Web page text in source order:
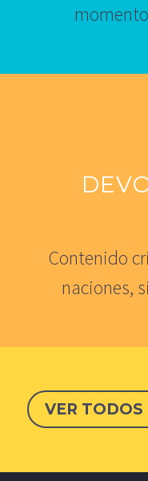
Contenido
naciones,
VER TODOS